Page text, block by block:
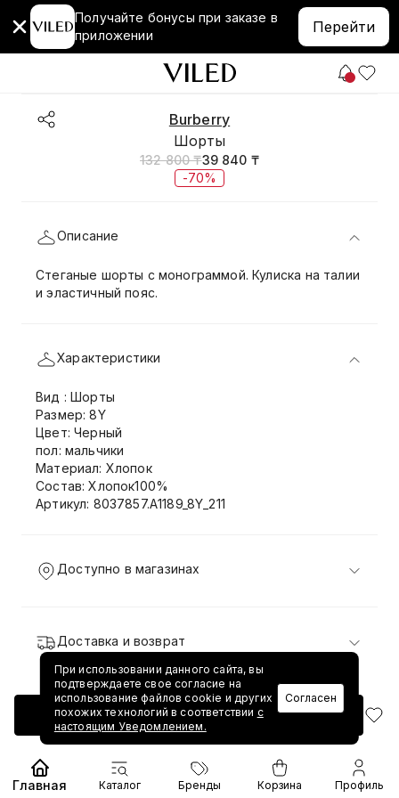
Получайте бонусы при заказе в
приложении
Перейти
Burberry
Шорты
132 800 ₸39 840 ₸
-70%
Добавить в корзину
Описание
Стеганые шорты с монограммой. Кулиска на талии
и эластичный пояс.
Характеристики
Вид : Шорты
Размер: 8Y
Цвет: Черный
пол: мальчики
Материал: Хлопок
Состав: Хлопок100%
Артикул: 8037857.A1189_8Y_211
Доступно в магазинах
Доставка и возврат
При использовании данного сайта, вы
подтверждаете свое согласие на
использование файлов cookie и других
похожих технологий в соответствии с
настоящим Уведомлением.
Согласен
Главная Каталог Бренды Корзина Профиль